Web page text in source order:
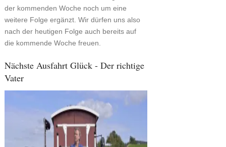
der kommenden Woche noch um eine
weitere Folge ergänzt. Wir dürfen uns also
nach der heutigen Folge auch bereits auf
die kommende Woche freuen.
Nächste Ausfahrt Glück - Der richtige
Vater